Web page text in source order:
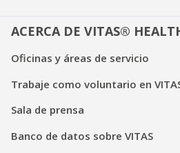
ACERCA DE VITAS®
Oficinas y áreas de servicio
Trabaje como voluntario en
Sala de prensa
Banco de datos sobre VITAS